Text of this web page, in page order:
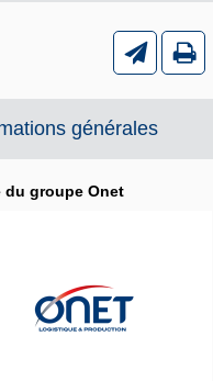
générales
du groupe Onet